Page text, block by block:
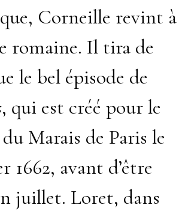
Corneille revint à
romaine. Il tira de
le bel épisode de
, qui est créé pour le
Marais de Paris le
1662, avant d’être
juillet. Loret, dans